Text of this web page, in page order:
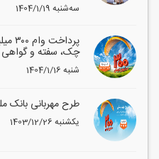
1404/1/19 سه‌شنبه
چک، سفته و
1404/1/16 شنبه
طرح مهربانی بانک ملی
1403/12/26 یکشنبه